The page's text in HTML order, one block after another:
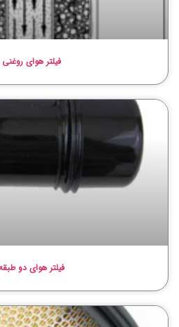
فیلتر هوای
فیلتر هوای دو